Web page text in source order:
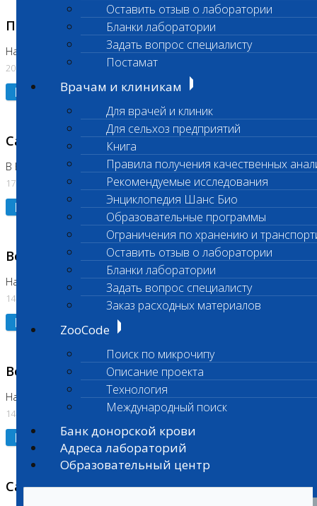
Оставить отзыв о лаборатории
Бланки лаборатории
Задать вопрос специалисту
Постамат
Врачам и клиникам
Для врачей и клиник
Для сельхоз предприятий
Книга
Правила получения качественных
Рекомендуемые исследования
Энциклопедия Шанс Био
Образовательные программы
Ограничения по хранению и
Оставить отзыв о лаборатории
Бланки лаборатории
Задать вопрос специалисту
Заказ расходных материалов
ZooCode
Поиск по микрочипу
Описание проекта
Технология
Международный поиск
Банк донорской крови
Адреса лабораторий
Образовательный центр
Приостановлено выполнение исследования
На Нагорной
20.07.2026
Подробнее
Санитарный день
В Бутово
17.07.2026
Подробнее
Возобновлено выполнение исследования
На Нагорной (Код 961, 962)
14.07.2026
Подробнее
Возобновлено выполнение исследования
На Нагорной (Код 157)
14.07.2026
Подробнее
Санитарный день